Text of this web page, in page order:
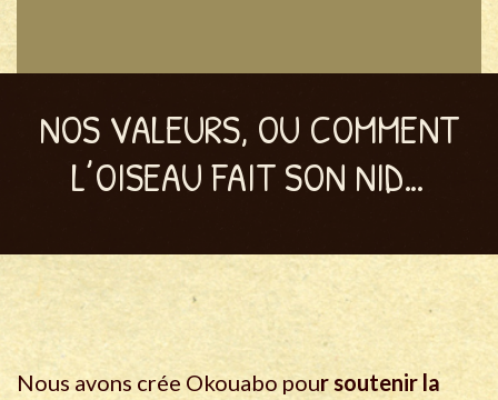
NOS VALEURS, OU COMMENT
L’OISEAU FAIT SON NID…
Nous avons crée Okouabo pour soutenir la